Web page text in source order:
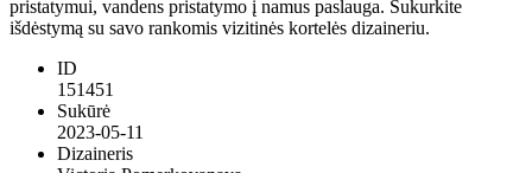
pristatymui, vandens pristatymo į namus paslauga. Sukurkite
išdėstymą su savo rankomis vizitinės kortelės dizaineriu.
ID
151451
Sukūrė
2023-05-11
Dizaineris